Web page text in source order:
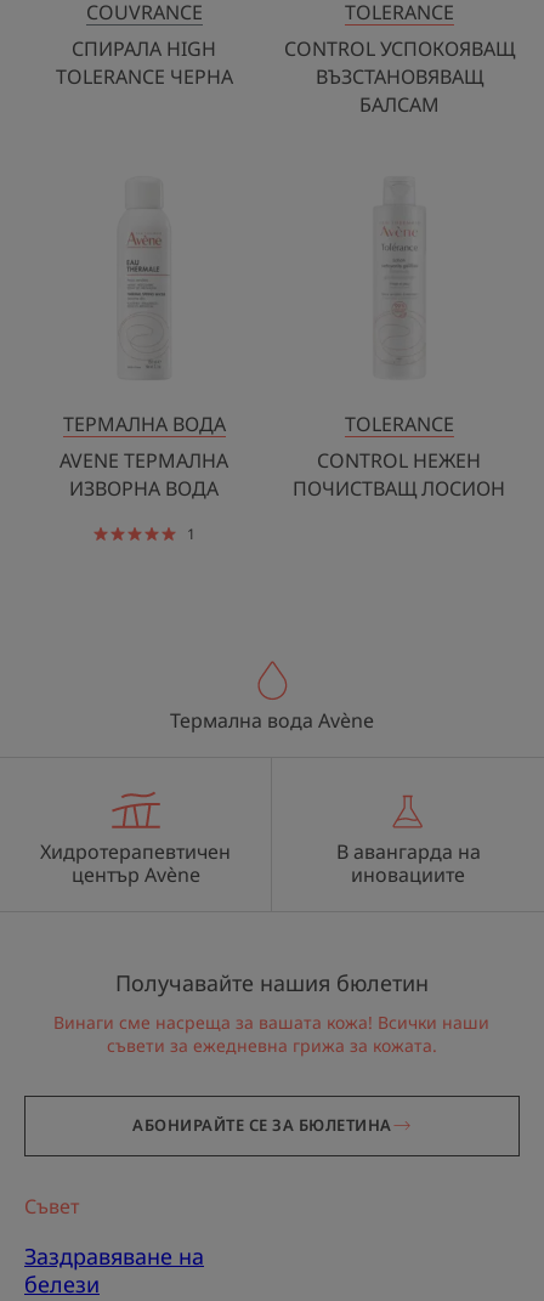
COUVRANCE
СПИРАЛА HIGH
TOLERANCE ЧЕРНА
TOLERANCE
CONTROL УСПОКОЯВАЩ
ВЪЗСТАНОВЯВАЩ
БАЛСАМ
ВОДА
ТЕРМАЛНА ВОДА
AVENE ТЕРМАЛНА
ИЗВОРНА ВОДА
1
ПОЧИСТВАЩ
ЛОСИОН
TOLERANCE
CONTROL НЕЖЕН
ПОЧИСТВАЩ ЛОСИОН
Термална вода Avène
Хидротерапевтичен
център Avène
В авангарда на
иновациите
Получавайте нашия бюлетин
Винаги сме насреща за вашата кожа! Всички наши
съвети за ежедневна грижа за кожата.
АБОНИРАЙТЕ СЕ ЗА БЮЛЕТИНА
Съвет
Заздравяване на
белези